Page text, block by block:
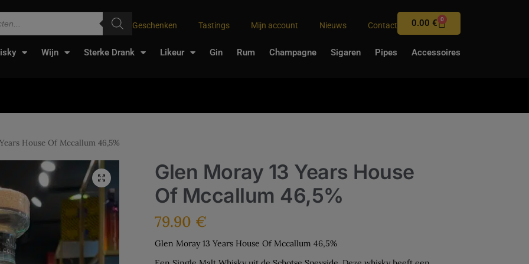
Geschenken Tastings Mijn account Nieuws Contact 0.00€ 0
Wijn Sterke Drank Likeur Gin Rum Champagne Sigaren Pipes Accessoires
House Of Mccallum 46,5%
Glen Moray 13 Years House
Of Mccallum 46,5%
79.90 €
Glen Moray 13 Years House Of Mccallum 46,5%